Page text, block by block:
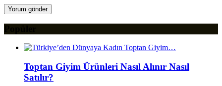
Toptan Giyim Ürünleri Nasıl Alınır Nasıl
Satılır?